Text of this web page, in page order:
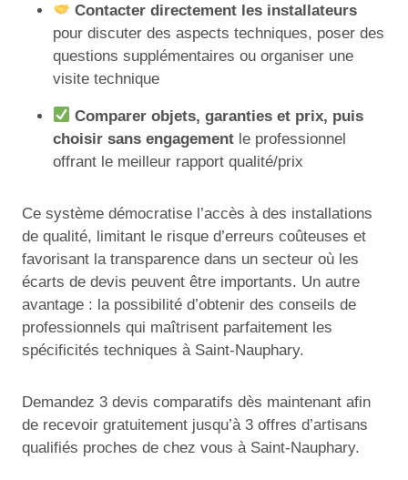
Contacter directement les installateurs
pour discuter des aspects techniques, poser des
questions supplémentaires ou organiser une
visite technique
Comparer objets, garanties et prix, puis
choisir sans engagement le professionnel
offrant le meilleur rapport qualité/prix
Ce système démocratise l’accès à des installations
de qualité, limitant le risque d’erreurs coûteuses et
favorisant la transparence dans un secteur où les
écarts de devis peuvent être importants. Un autre
avantage : la possibilité d’obtenir des conseils de
professionnels qui maîtrisent parfaitement les
spécificités techniques à Saint-Nauphary.
Demandez 3 devis comparatifs dès maintenant afin
de recevoir gratuitement jusqu’à 3 offres d’artisans
qualifiés proches de chez vous à Saint-Nauphary.